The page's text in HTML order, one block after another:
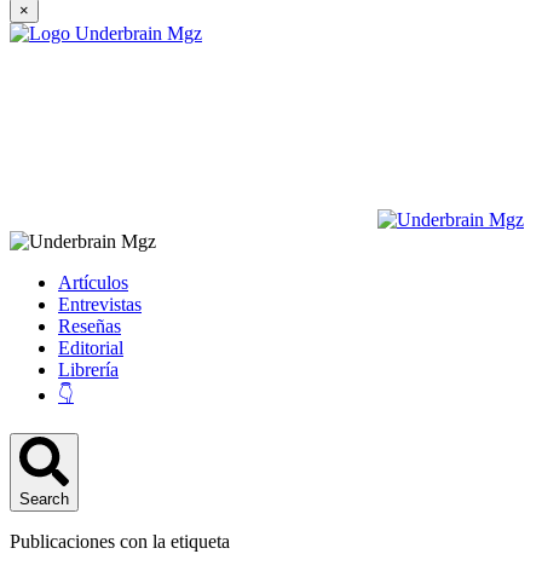
×
Artículos
Entrevistas
Reseñas
Editorial
Librería
👇
Search
Publicaciones con la etiqueta